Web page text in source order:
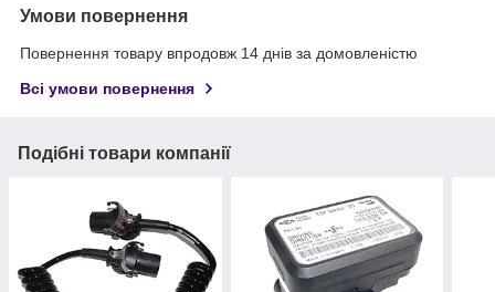
Умови повернення
Повернення товару впродовж 14 днів за домовленістю
Всі умови повернення
Подібні товари компанії